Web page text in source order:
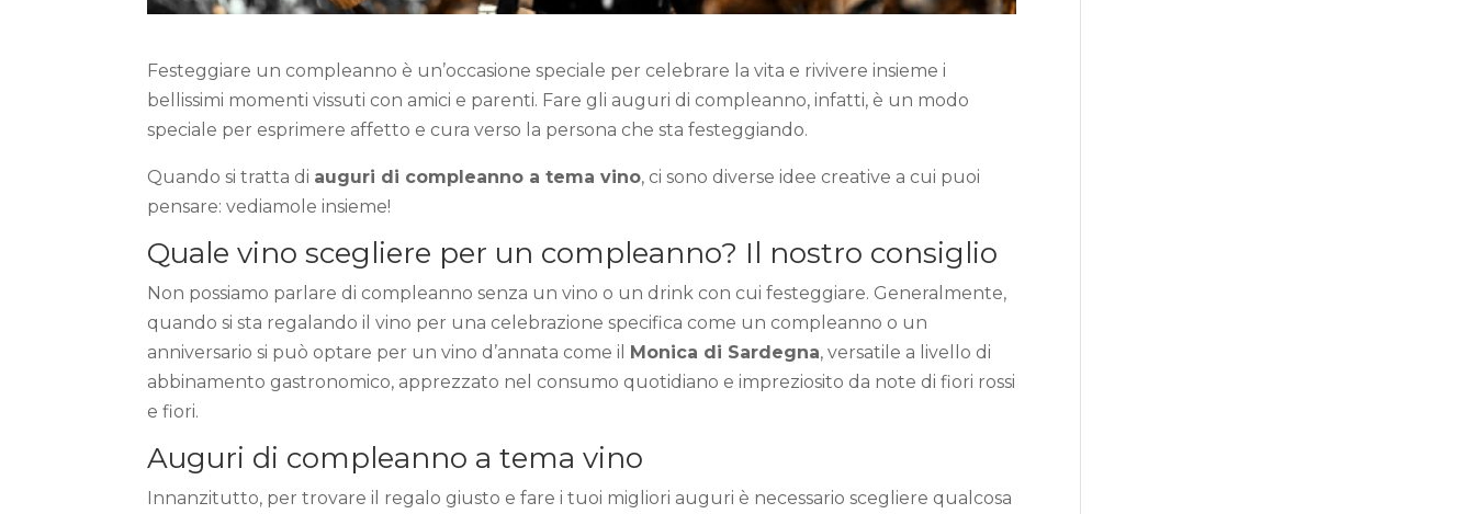
Festeggiare un compleanno è un’occasione speciale per celebrare la vita e rivivere insieme i
bellissimi momenti vissuti con amici e parenti. Fare gli auguri di compleanno, infatti, è un modo
speciale per esprimere affetto e cura verso la persona che sta festeggiando.
Quando si tratta di auguri di compleanno a tema vino, ci sono diverse idee creative a cui puoi
pensare: vediamole insieme!
Quale vino scegliere per un compleanno? Il nostro consiglio
Non possiamo parlare di compleanno senza un vino o un drink con cui festeggiare. Generalmente,
quando si sta regalando il vino per una celebrazione specifica come un compleanno o un
anniversario si può optare per un vino d’annata come il Monica di Sardegna, versatile a livello di
abbinamento gastronomico, apprezzato nel consumo quotidiano e impreziosito da note di fiori rossi
e fiori.
Auguri di compleanno a tema vino
Innanzitutto, per trovare il regalo giusto e fare i tuoi migliori auguri è necessario scegliere qualcosa